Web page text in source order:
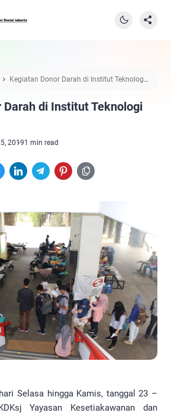
Kegiatan Donor Darah di Institut Teknologi
Darah di Institut Teknologi
20191 min read
Selasa hingga Kamis, tanggal 23 –
Yayasan Kesetiakawanan dan